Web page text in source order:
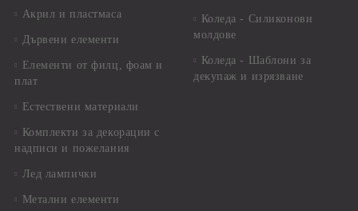
Акрил и пластмаса
Дървени елементи
Елементи от филц, фоам и
плат
Естествени материали
Комплекти за декорации с
надписи и пожелания
Лед лампички
Метални елементи
Коледа - Силиконови
молдове
Коледа - Шаблони за
декупаж и изрязване